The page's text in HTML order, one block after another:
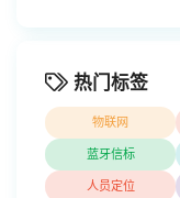
热门标签
物联网
蓝牙信标
人员定位